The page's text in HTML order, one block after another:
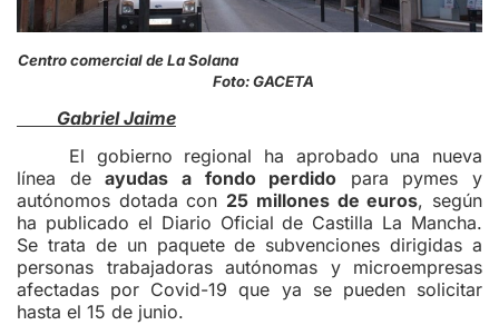
Centro comercial de La Solana
Foto: GACETA
Gabriel Jaime
El gobierno regional ha aprobado una nueva
línea deayudas a fondo perdido para pymes y
autónomos dotada con 25 millones de euros, según
ha publicado el Diario Oficial de Castilla La Mancha.
Se trata de un paquete de subvenciones dirigidas a
personas trabajadoras autónomas y microempresas
afectadas por Covid-19 que ya se pueden solicitar
hasta el 15 de junio.